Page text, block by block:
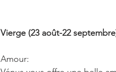
Vierge (23 août-22
Amour: